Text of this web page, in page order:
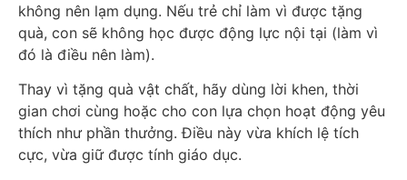
không nên lạm dụng. Nếu trẻ chỉ làm vì được tặng
quà, con sẽ không học được động lực nội tại (làm vì
đó là điều nên làm).
Thay vì tặng quà vật chất, hãy dùng lời khen, thời
gian chơi cùng hoặc cho con lựa chọn hoạt động yêu
thích như phần thưởng. Điều này vừa khích lệ tích
cực, vừa giữ được tính giáo dục.